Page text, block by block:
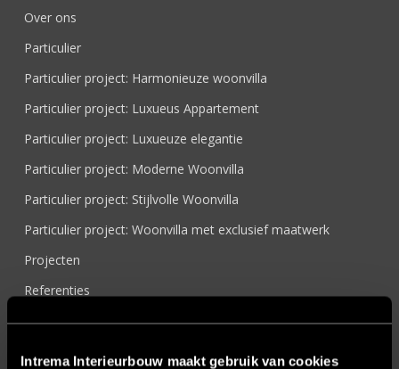
Intrema Interieurbouw maakt gebruik van cookies
Over ons
Particulier
Particulier project: Harmonieuze woonvilla
Particulier project: Luxueus Appartement
Particulier project: Luxueuze elegantie
Particulier project: Moderne Woonvilla
Particulier project: Stijlvolle Woonvilla
Particulier project: Woonvilla met exclusief maatwerk
Projecten
Referenties
Samenwerken